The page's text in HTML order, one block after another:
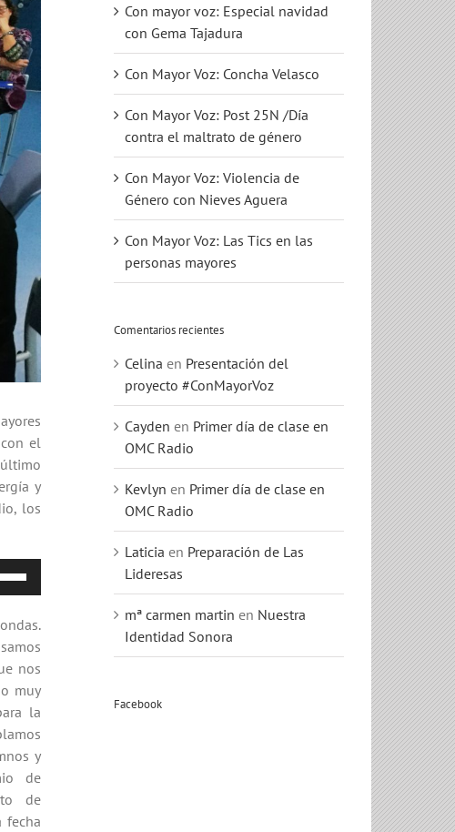
el
y
los
abajo
nos
muy
la
y
de
de
fecha
Con mayor voz: Especial navidad
con Gema Tajadura
Con Mayor Voz: Concha Velasco
Con Mayor Voz: Post 25N /Día
contra el maltrato de género
Con Mayor Voz: Violencia de
Género con Nieves Aguera
Con Mayor Voz: Las Tics en las
personas mayores
Comentarios recientes
Celina en Presentación del
proyecto #ConMayorVoz
Cayden en Primer día de clase en
OMC Radio
Kevlyn en Primer día de clase en
OMC Radio
Laticia en Preparación de Las
Lideresas
mª carmen martin en Nuestra
Identidad Sonora
Facebook